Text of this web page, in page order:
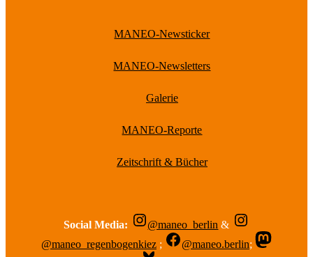
MANEO-Newsticker
MANEO-Newsletters
Galerie
MANEO-Reporte
Zeitschrift & Bücher
Social Media: @maneo_berlin &
@maneo_regenbogenkiez ; @maneo.berlin;